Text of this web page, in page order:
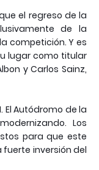
el regreso de la
de la
competición. Y es
lugar como titular
y Carlos Sainz,
El Autódromo de la
Los
para que este
inversión del